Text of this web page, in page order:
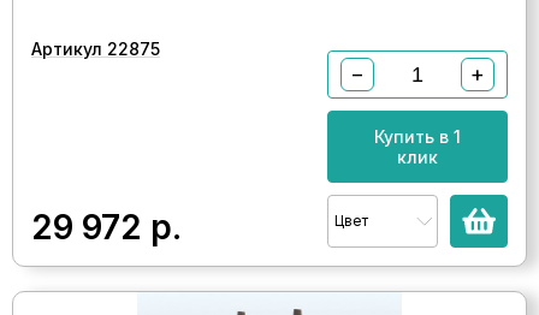
Артикул 22875
29 972 р.
− +
Купить в 1
клик
Цвет